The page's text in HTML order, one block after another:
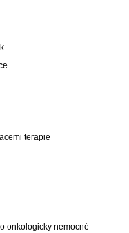
terapie
onkologicky nemocné